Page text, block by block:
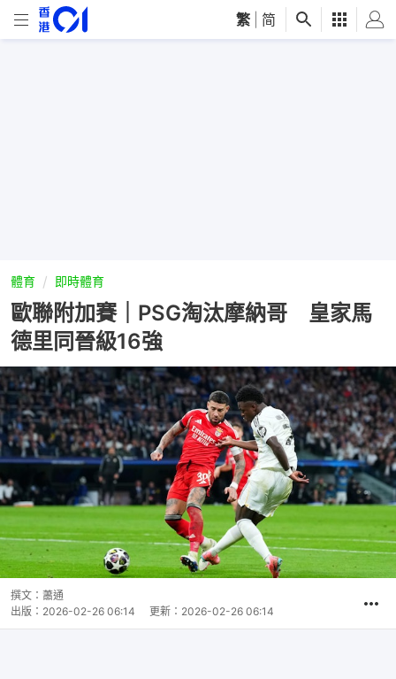
繁 简
體育 即時體育
歐聯附加賽｜PSG淘汰摩納哥 皇家馬
德里同晉級16強
撰文： 蕭通
出版： 2026-02-26 06:14 更新： 2026-02-26 06:14